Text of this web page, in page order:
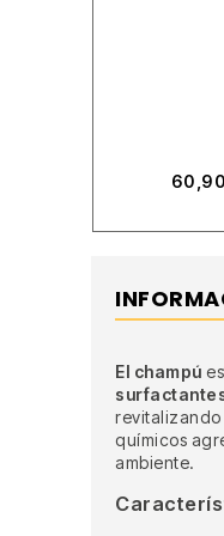
60,90
El champú
revitalizando
químicos
ambiente.